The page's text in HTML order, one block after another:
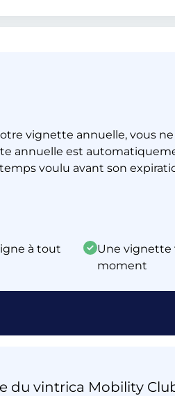
vignette annuelle, vous
annuelle est
voulu avant son
à tout
Une vignette
moment
du vintrica Mobility